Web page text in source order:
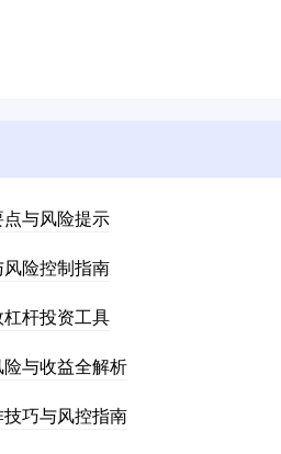
与风险提示
险控制指南
杆投资工具
与收益全解析
巧与风控指南